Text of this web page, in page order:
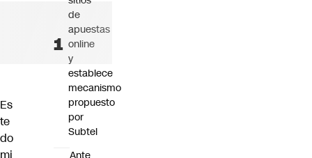
Es
te
do
de
apuestas
online
y
establece
mecanismo
propuesto
por
Subtel
Ante